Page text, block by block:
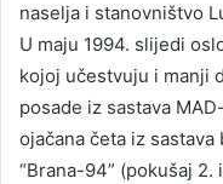
naselja i stanovništvo
U maju 1994. slijedi
kojoj učestvuju i manji
posade iz sastava
ojačana četa iz
“Brana-94” (pokušaj